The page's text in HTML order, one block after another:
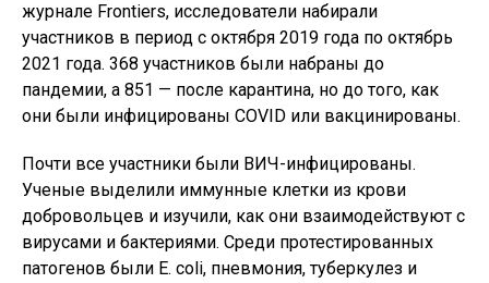
журнале Frontiers, исследователи набирали
участников в период с октября 2019 года по октябрь
2021 года. 368 участников были набраны до
пандемии, а 851 — после карантина, но до того, как
они были инфицированы COVID или вакцинированы.
Почти все участники были ВИЧ-инфицированы.
Ученые выделили иммунные клетки из крови
добровольцев и изучили, как они взаимодействуют с
вирусами и бактериями. Среди протестированных
патогенов были E. coli, пневмония, туберкулез и